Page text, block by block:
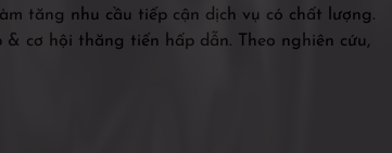
tăng nhu cầu tiếp cận dịch vụ có chất lượng.
cơ hội thăng tiến hấp dẫn. Theo nghiên cứu,